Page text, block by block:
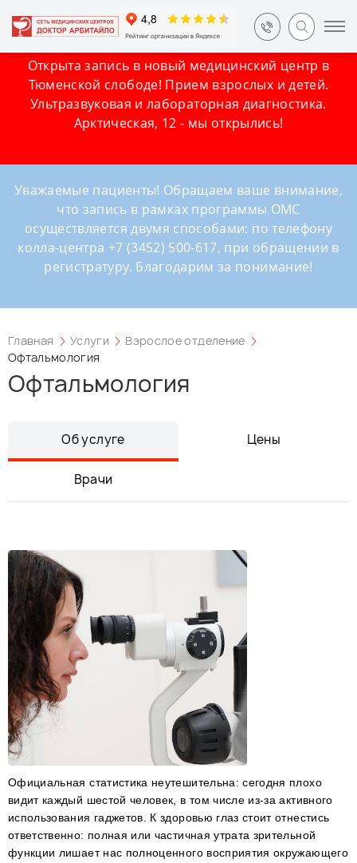
Открыта запись в новый медицинский центр в
Тюменской слободе! Прием взрослых и детей.
Ультразвуковая и лабораторная диагностика.
Арктическая, 12 - мы открылись!
Уважаемые пациенты! Обращаем ваше внимание,
что запись в рамках программы ОМС
осуществляется двумя способами: по телефону
колла-центра +7 (3452) 500-617, при обращении в
регистратуру. Благодарим за понимание!
Главная Услуги
Взрослое отделение
Офтальмология
Офтальмология
Об услуге Цены
Врачи
Официальная статистика неутешительна: сегодня плохо
видит каждый шестой человек, в том числе из-за активного
использования гаджетов. К здоровью глаз стоит отнестись
ответственно: полная или частичная утрата зрительной
функции лишает нас полноценного восприятия окружающего